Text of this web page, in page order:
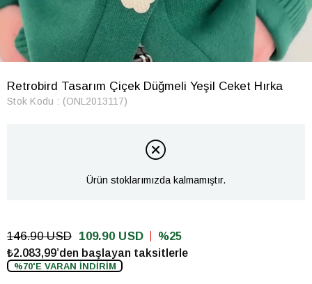
Retrobird Tasarım Çiçek Düğmeli Yeşil Ceket Hırka
Stok Kodu (ONL2013117)
Ürün stoklarımızda kalmamıştır.
146.90 USD 109.90 USD
25
₺2.083,99’den başlayan taksitlerle
%70'E VARAN İNDİRİM